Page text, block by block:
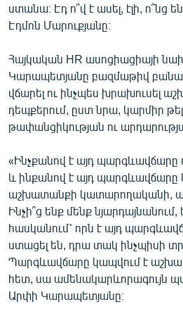
ստանա։ Էդ ո՞վ է ասել, էլի, ո՞նց
Էդմոն Մարուքյանը։
Հայկական HR ասոցիացիայի
Կարապետյանը բազմաթիվ
վճարել ու ինչպես խրախուսել
դեպքերում, ըստ նրա, կարմիր
թափանցիկության ու
«Ինչքանով է այդ պարգևավճարը
և ինքանով է այդ պարգևավճարը
աշխատանքի կատարողականի,
Ինչի՞ց ենք մենք նյարդայնանում,
հասկանում՝ որն է այդ
ստացել են, դրա տակ ինչպիսի
Պարգևավճարը կապվում է
հետ, սա ամենակարևորագույն
Արփի Կարապետյանը։